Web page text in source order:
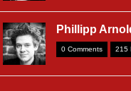
Phillipp
0 Comments 215